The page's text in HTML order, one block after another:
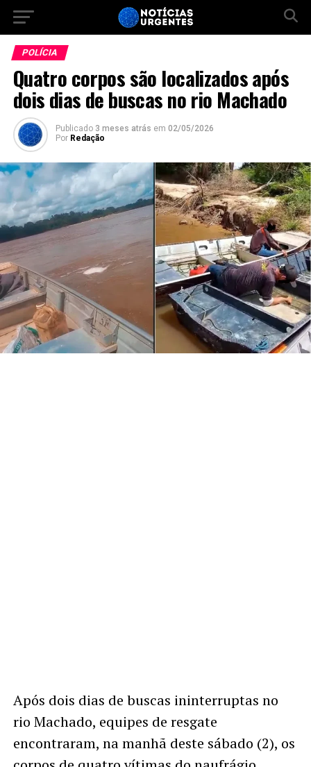
POLÍCIA
Quatro corpos são localizados após
dois dias de buscas no rio Machado
Publicado 3 meses atrás em 02/05/2026
Por Redação
Após dois dias de buscas ininterruptas no
rio Machado, equipes de resgate
encontraram, na manhã deste sábado (2), os